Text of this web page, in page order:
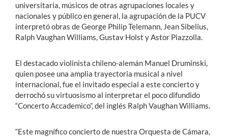
universitaria, músicos de otras agrupaciones locales y
nacionales y público en general, la agrupación de la PUCV
interpretó obras de George Philip Telemann, Jean Sibelius,
Ralph Vaughan Williams, Gustav Holst y Astor Piazzolla.
El destacado violinista chileno-alemán Manuel Druminski,
quien posee una amplia trayectoria musical a nivel
internacional, fue el invitado especial a este concierto y
derrochó su virtuosismo al interpretar el poco difundido
“Concerto Accademico”, del inglés Ralph Vaughan Williams.
“Este magnífico concierto de nuestra Orquesta de Cámara,